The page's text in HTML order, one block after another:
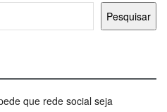
Pesquisar
que rede social seja